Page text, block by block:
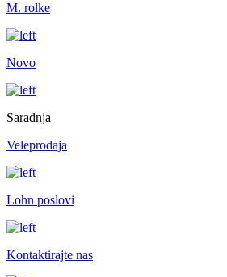
M. rolke
Novo
Saradnja
Veleprodaja
Lohn poslovi
Kontaktirajte nas